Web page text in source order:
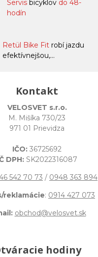
Servis bicyklov do 48-
hodín
Retül Bike Fit robí jazdu
efektívnejšou,...
Kontakt
VELOSVET s.r.o.
M. Mišíka 730/23
971 01 Prievidza
IČO: 36725692
DPH: SK2022316087
542 70 73 / 0948 363 894
reklamácie: 0914 427 073
obchod@velosvet.sk
hodiny